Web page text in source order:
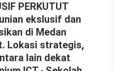
PERKUTUT
ekslusif dan
di Medan
Lokasi strategis,
lain dekat